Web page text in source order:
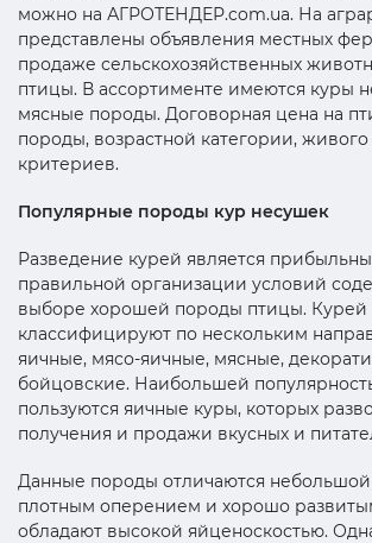
можно на АГРОТЕНДЕР.com.ua. На
представлены объявления местных
продаже сельскохозяйственных
птицы. В ассортименте имеются куры
мясные породы. Договорная цена на
породы, возрастной категории,
критериев.
Популярные породы кур несушек
Разведение курей является
правильной организации условий
выборе хорошей породы птицы. Курей
классифицируют по нескольким
яичные, мясо-яичные, мясные,
бойцовские. Наибольшей
пользуются яичные куры, которых
получения и продажи вкусных и
Данные породы отличаются небольшой
плотным оперением и хорошо
обладают высокой яйценоскостью.